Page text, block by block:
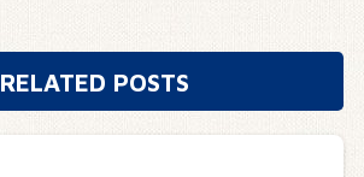
RELATED POSTS